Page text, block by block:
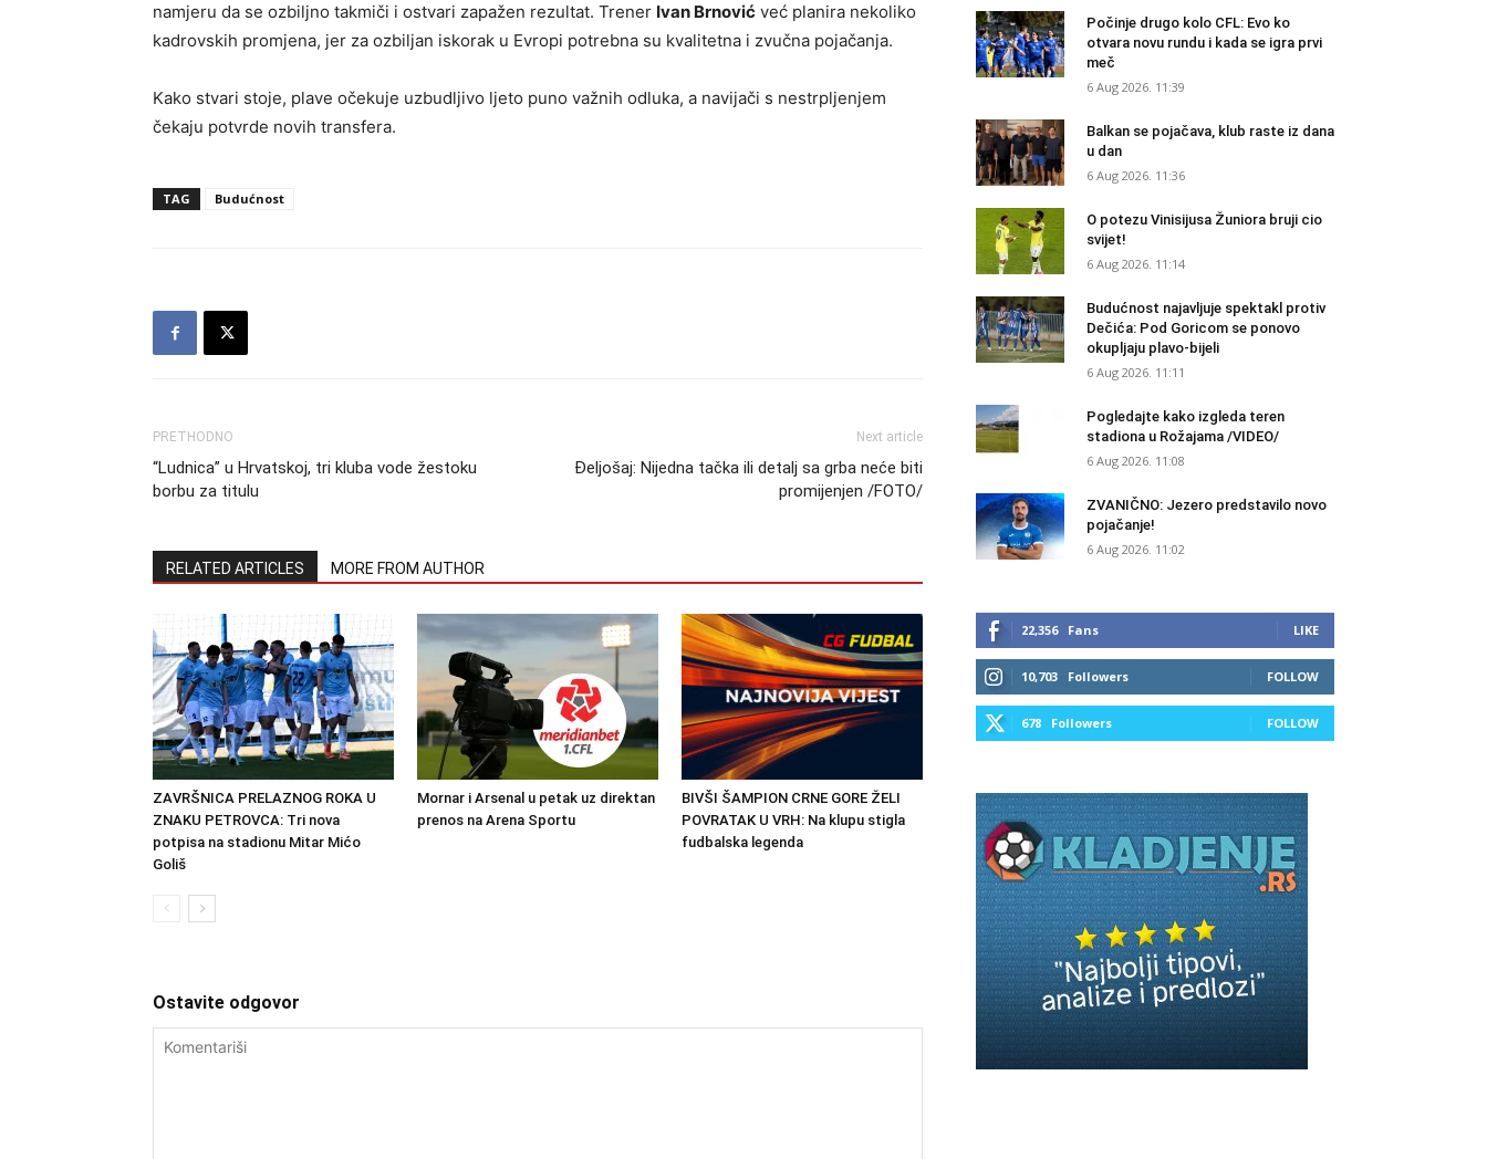
namjeru da se ozbiljno takmiči i ostvari zapažen rezultat. Trener Ivan Brnović već planira nekoliko
kadrovskih promjena, jer za ozbiljan iskorak u Evropi potrebna su kvalitetna i zvučna pojačanja.
Kako stvari stoje, plave očekuje uzbudljivo ljeto puno važnih odluka, a navijači s nestrpljenjem
čekaju potvrde novih transfera.
TAG Budućnost
PRETHODNO
“Ludnica” u Hrvatskoj, tri kluba vode žestoku
borbu za titulu
Next article
Đeljošaj: Nijedna tačka ili detalj sa grba neće biti
promijenjen /FOTO/
RELATED ARTICLES MORE FROM AUTHOR
ZAVRŠNICA PRELAZNOG ROKA U
ZNAKU PETROVCA: Tri nova
potpisa na stadionu Mitar Mićo
Goliš
Mornar i Arsenal u petak uz direktan
prenos na Arena Sportu
BIVŠI ŠAMPION CRNE GORE ŽELI
POVRATAK U VRH: Na klupu stigla
fudbalska legenda
Ostavite odgovor
Počinje drugo kolo CFL: Evo ko
otvara novu rundu i kada se igra prvi
meč
6 Aug 2026. 11:39
Balkan se pojačava, klub raste iz dana
u dan
6 Aug 2026. 11:36
O potezu Vinisijusa Žuniora bruji cio
svijet!
6 Aug 2026. 11:14
Budućnost najavljuje spektakl protiv
Dečića: Pod Goricom se ponovo
okupljaju plavo-bijeli
6 Aug 2026. 11:11
Pogledajte kako izgleda teren
stadiona u Rožajama /VIDEO/
6 Aug 2026. 11:08
ZVANIČNO: Jezero predstavilo novo
pojačanje!
6 Aug 2026. 11:02
22,356 Fans LIKE
10,703 Followers FOLLOW
678 Followers FOLLOW